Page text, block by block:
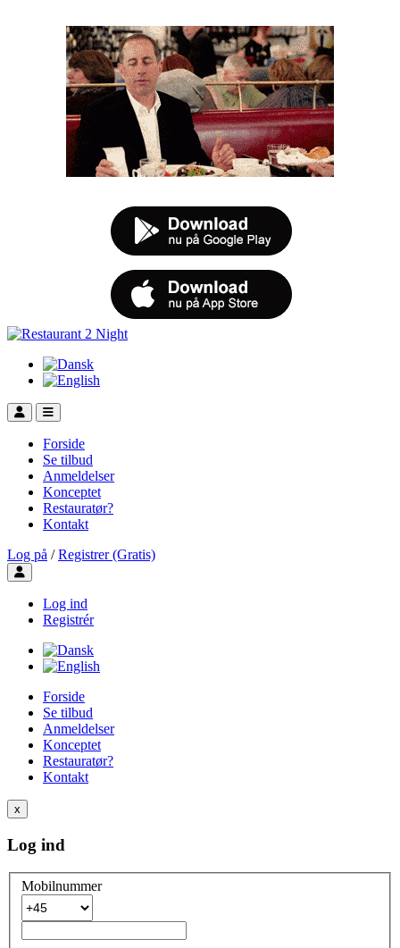
Forside
Se tilbud
Anmeldelser
Konceptet
Restauratør?
Kontakt
Log på / Registrer (Gratis)
Toggle user menu
Log ind
Registrér
Forside
Se tilbud
Anmeldelser
Konceptet
Restauratør?
Kontakt
x
Log ind
Mobilnummer